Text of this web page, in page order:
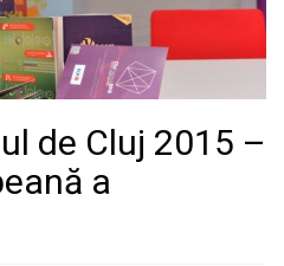
de Cluj 2015 –
a